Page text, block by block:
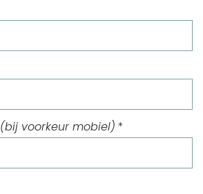
(bij voorkeur mobiel) *